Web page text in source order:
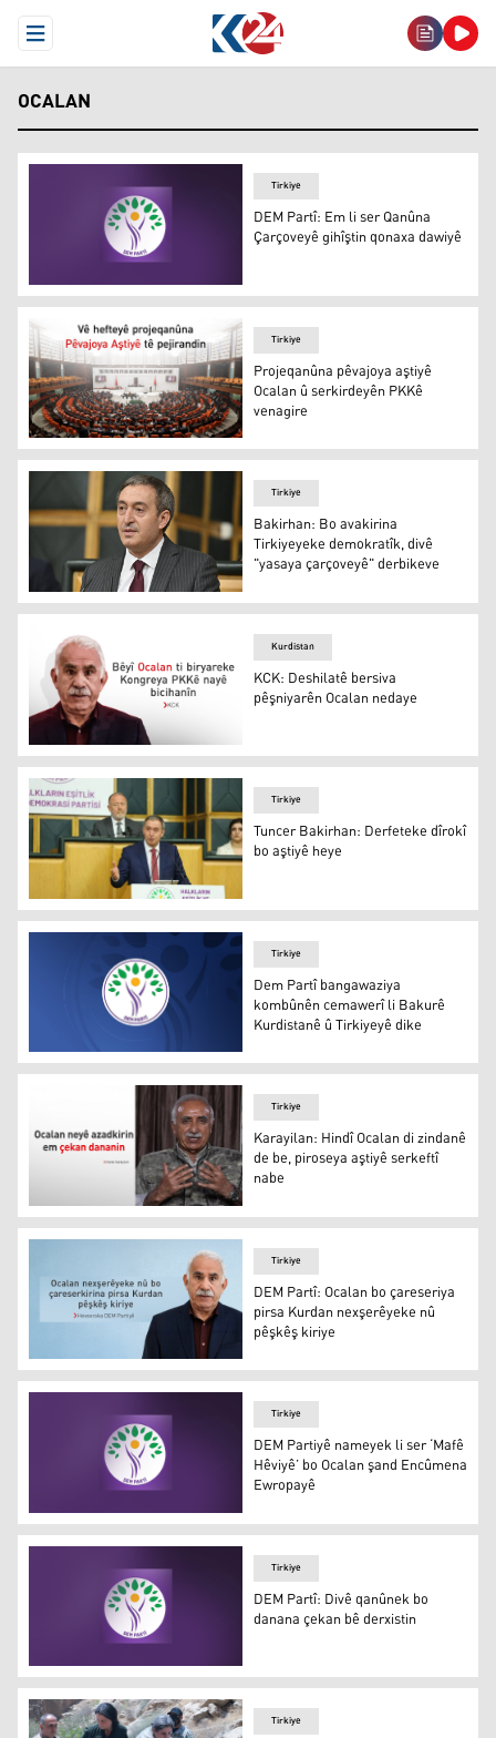
Open Menu
OCALAN
DEM Partî: Em li ser Qanûna Çarçoveyê gihîştin qonaxa
Tirkiye
DEM Partî: Em li ser Qanûna
Çarçoveyê gihîştin qonaxa dawiyê
Numan Kurtulmuş
Tirkiye
Projeqanûna pêvajoya aştiyê
Ocalan û serkirdeyên PKKê
venagire
Tuncer Bakirhan
Tirkiye
Bakirhan: Bo avakirina
Tirkiyeyeke demokratîk, divê
"yasaya çarçoveyê" derbikeve
KCK: Deshilatê bersiva pêşniyarên Ocalan nedaye
Kurdistan
KCK: Deshilatê bersiva
pêşniyarên Ocalan nedaye
Tuncer Bakirhan
Tirkiye
Tuncer Bakirhan: Derfeteke dîrokî
bo aştiyê heye
Dem Partî bangawaziya kombûnên cemawerî li Bakurê
Tirkiye
Dem Partî bangawaziya
kombûnên cemawerî li Bakurê
Kurdistanê û Tirkiyeyê dike
Karayilan: Hindî Ocalan di zindanê de be, piroseya
Tirkiye
Karayilan: Hindî Ocalan di zindanê
de be, piroseya aştiyê serkeftî
nabe
Tulay Hatimogullari
Tirkiye
DEM Partî: Ocalan bo çareseriya
pirsa Kurdan nexşerêyeke nû
pêşkêş kiriye
DEM Partiyê nameyek li ser ‘Mafê Hêviyê’ bo Ocalan
Tirkiye
DEM Partiyê nameyek li ser ‘Mafê
Hêviyê’ bo Ocalan şand Encûmena
Ewropayê
DEM Partî: Divê qanûnek bo danana çekan bê derxistin
Tirkiye
DEM Partî: Divê qanûnek bo
danana çekan bê derxistin
Tirkiye